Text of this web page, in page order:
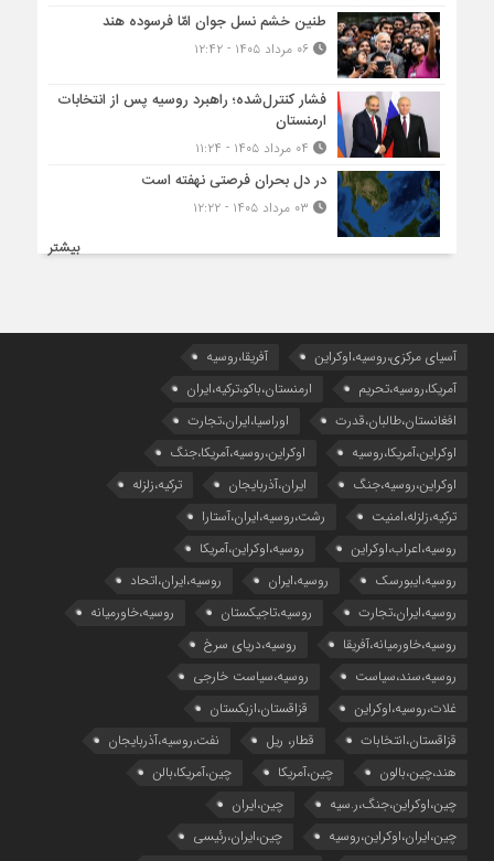
طنین خشم نسل جوان امّا فرسوده هند
۰۶ مرداد ۱۴۰۵ - ۱۲:۴۲
فشار کنترل‌شده؛ راهبرد روسیه پس از انتخابات
ارمنستان
در دل بحران فرصتی نهفته است
بیشتر
آسیای مرکزی،روسیه،اوکراین
آفریقا،روسیه
آمریکا،روسیه،تحریم
ارمنستان،باکو،ترکیه،ایران
افغانستان،طالبان،قدرت
اوراسیا،ایران،تجارت
اوکراین،آمریکا،روسیه
اوکراین،روسیه،آمریکا،جنگ
اوکراین،روسیه،جنگ
ایران،آذربایجان
ترکیه،زلزله
ترکیه،زلزله،امنیت
رشت،روسیه،ایران،آستارا
روسیه،اعراب،اوکراین
روسیه،اوکراین،آمریکا
روسیه،ایبورسک
روسیه،ایران
روسیه،ایران،اتحاد
روسیه،ایران،تجارت
روسیه،تاجیکستان
روسیه،خاورمیانه
روسیه،خاورمیانه،آفریقا
روسیه،دریای سرخ
روسیه،سند،سیاست
روسیه،سیاست خارجی
غلات،روسیه،اوکراین
قزاقستان،ازبکستان
قزاقستان،انتخابات
قطار، ریل
نفت،روسیه،آذربایجان
هند،چین،بالون
چین،آمریکا
چین،آمریکا،بالن
چین،اوکراین،جنگ،ر.سیه
چین،ایران
چین،ایران،اوکراین،روسیه
چین،ایران،رئیسی